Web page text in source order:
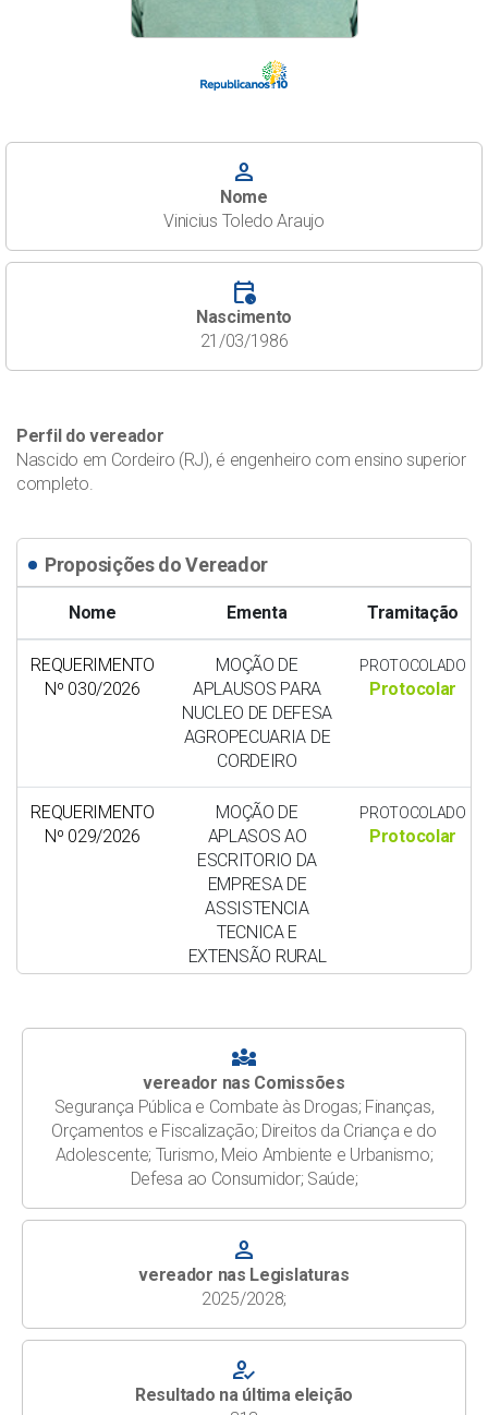
person
Nome
Vinicius Toledo Araujo
calendar_clock
Nascimento
21/03/1986
Perfil do vereador
Nascido em Cordeiro (RJ), é engenheiro com ensino superior
completo.
Proposições do Vereador
Nome Ementa Tramitação
REQUERIMENTO
Nº 030/2026
MOÇÃO DE
APLAUSOS PARA
NUCLEO DE DEFESA
AGROPECUARIA DE
CORDEIRO
PROTOCOLADO
Protocolar
REQUERIMENTO
Nº 029/2026
MOÇÃO DE
APLASOS AO
ESCRITORIO DA
EMPRESA DE
ASSISTENCIA
TECNICA E
EXTENSÃO RURAL
DO ESTADO DO RIO
(EMATER-RIO).
PROTOCOLADO
Protocolar
INDICAÇÃO Nº
088/2026
Solicito a
implantação de um
programa Municipal
de Estabilização e
Melhoria de
por meio da técnica
de solo-cimento,
contemplando
inicialmente a
trechos mais
críticos da malha
viária rural do
Protocolar
diversity_3
vereador nas Comissões
Segurança Pública e Combate às Drogas; Finanças,
Orçamentos e Fiscalização; Direitos da Criança e do
Adolescente; Turismo, Meio Ambiente e Urbanismo;
Defesa ao Consumidor; Saúde;
person
vereador nas Legislaturas
2025/2028;
how_to_reg
Resultado na última eleição